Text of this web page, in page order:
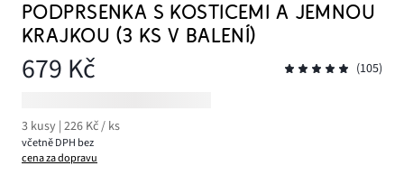
PODPRSENKA S KOSTICEMI A JEMNOU
KRAJKOU (3 KS V BALENÍ)
679 Kč (105)
3 kusy | 226 Kč / ks
včetně DPH bez
cena za dopravu